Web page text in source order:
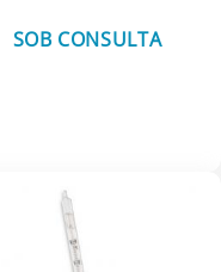
SOB CONSULTA